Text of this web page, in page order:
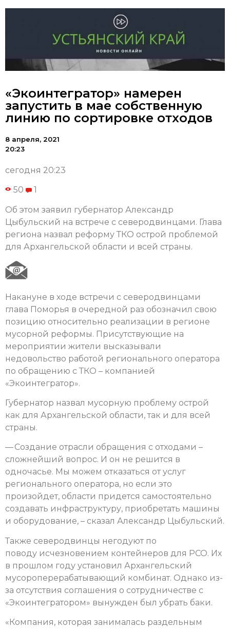
«Экоинтегратор» намерен
запустить в мае собственную
линию по сортировке отходов
8 апреля, 2021
20:23
сегодня 20:23
50 1
Об этом заявил губернатор Александр
Цыбульский на встрече с северодвинцами. Глава
региона назвал реформу ТКО острой проблемой
для Архангельской области и всей страны.
Накануне в ходе встречи с северодвинцами
глава Поморья в очередной раз обозначил свою
позицию относительно реализации в регионе
мусорной реформы. Присутствующие на
мероприятии жители высказывали
недовольство работой регионального оператора
по обращению с ТКО – компанией
«Экоинтегратор».
Губернатор назвал мусорную проблему острой
как для Архангельской области, так и для всей
страны.
— Создание отрасли обращения с отходами –
сложнейший вопрос. И он не решится в
одночасье. Мы можем отказаться от услуг
регионального оператора, но если это
произойдет, области придется самостоятельно
создавать инфраструктуру, приобретать машины
и оборудование, – сказал Александр Цыбульский.
Также северодвинцы негодуют по
поводу исчезновением контейнеров для РСО. Их
в прошлом году установил Архангельский
мусороперерабатывающий комбинат. Однако из-
за отсутствия соглашения о сотрудничестве с
«Экоинтегратором» вынужден был убрать баки.
«Компания, которая занималась раздельным